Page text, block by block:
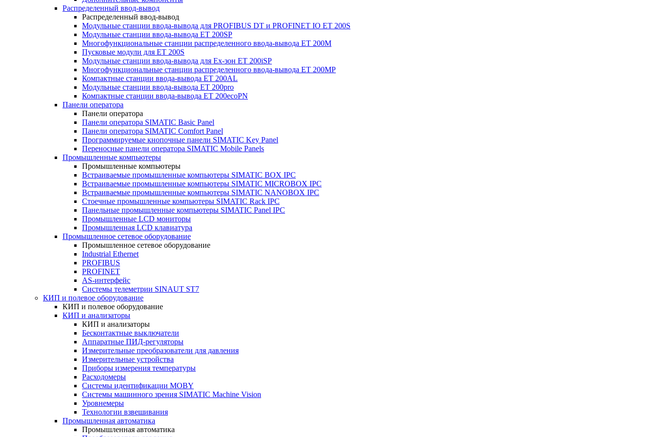
Распределенный ввод-вывод
Распределенный ввод-вывод
Модульные станции ввода-вывода для PROFIBUS DT и PROFINET IO ET 200S
Модульные станции ввода-вывода ET 200SP
Многофункциональные станции распределенного ввода-вывода ET 200M
Пусковые модули для ET 200S
Модульные станции ввода-вывода для Ex-зон ET 200iSP
Многофункциональные станции распределенного ввода-вывода ET 200MP
Компактные станции ввода-вывода ET 200AL
Модульные станции ввода-вывода ET 200pro
Компактные станции ввода-вывода ET 200ecoPN
Панели оператора
Панели оператора
Панели оператора SIMATIC Basic Panel
Панели оператора SIMATIC Comfort Panel
Программируемые кнопочные панели SIMATIC Key Panel
Переносные панели оператора SIMATIC Mobile Panels
Промышленные компьютеры
Промышленные компьютеры
Встраиваемые промышленные компьютеры SIMATIC BOX IPC
Встраиваемые промышленные компьютеры SIMATIC MICROBOX IPC
Встраиваемые промышленные компьютеры SIMATIC NANOBOX IPC
Стоечные промышленные компьютеры SIMATIC Rack IPC
Панельные промышленные компьютеры SIMATIC Panel IPC
Промышленные LCD мониторы
Промышленная LCD клавиатура
Промышленное сетевое оборудование
Промышленное сетевое оборудование
Industrial Ethernet
PROFIBUS
PROFINET
AS-интерфейс
Системы телеметрии SINAUT ST7
КИП и полевое оборудование
КИП и полевое оборудование
КИП и анализаторы
КИП и анализаторы
Бесконтактные выключатели
Аппаратные ПИД-регуляторы
Измерительные преобразователи для давления
Измерительные устройства
Приборы измерения температуры
Расходомеры
Системы идентификации MOBY
Системы машинного зрения SIMATIC Machine Vision
Уровнемеры
Технологии взвешивания
Промышленная автоматика
Промышленная автоматика